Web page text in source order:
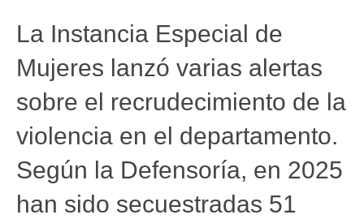
La Instancia Especial de
Mujeres lanzó varias alertas
sobre el recrudecimiento de la
violencia en el departamento.
Según la Defensoría, en 2025
han sido secuestradas 51